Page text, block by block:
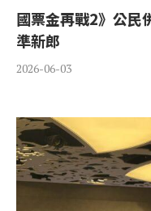
國票金再戰2》公
準新郎
2026-06-03